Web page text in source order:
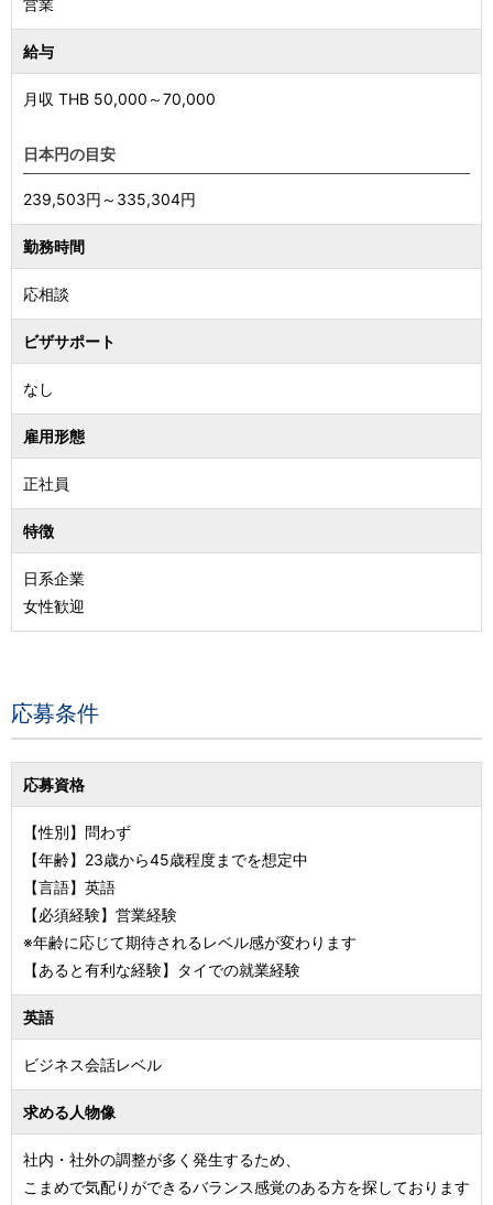
営業
給与
月収 THB 50,000 ～70,000
日本円の目安
239,503円～335,304円
勤務時間
応相談
ビザサポート
なし
雇用形態
正社員
特徴
日系企業
女性歓迎
応募条件
応募資格
【性別】問わず
【年齢】23歳から45歳程度までを想定中
【言語】英語
【必須経験】営業経験
※年齢に応じて期待されるレベル感が変わります
【あると有利な経験】タイでの就業経験
英語
ビジネス会話レベル
求める人物像
社内・社外の調整が多く発生するため、
こまめで気配りができるバランス感覚のある方を探しております